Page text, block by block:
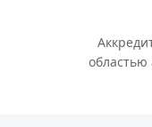
областью